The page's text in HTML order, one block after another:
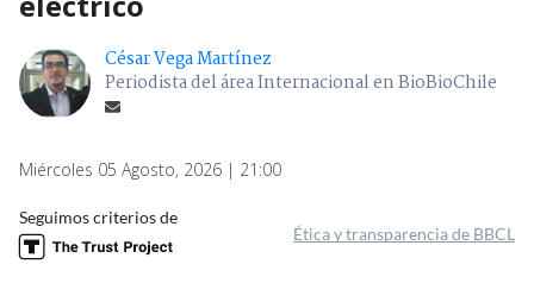
César Vega Martínez
Periodista del área Internacional en BioBioChile
Miércoles 05 Agosto, 2026 | 21:00
Seguimos criterios de
Ética y transparencia de BBCL